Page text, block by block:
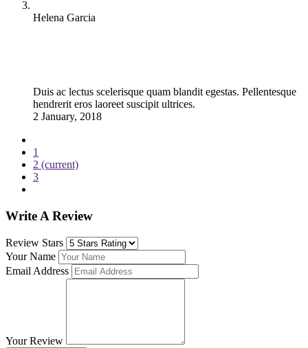
Helena Garcia
Duis ac lectus scelerisque quam blandit egestas. Pellentesque
hendrerit eros laoreet suscipit ultrices.
2 January, 2018
1
2 (current)
3
Write A Review
Review Stars
Your Name
Email Address
Your Review